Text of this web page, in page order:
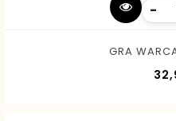
-
GRA